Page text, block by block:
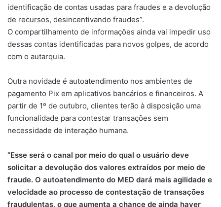
identificação de contas usadas para fraudes e a devolução
de recursos, desincentivando fraudes”.
O compartilhamento de informações ainda vai impedir uso
dessas contas identificadas para novos golpes, de acordo
com o autarquia.
Outra novidade é autoatendimento nos ambientes de
pagamento Pix em aplicativos bancários e financeiros. A
partir de 1º de outubro, clientes terão à disposição uma
funcionalidade para contestar transações sem
necessidade de interação humana.
“Esse será o canal por meio do qual o usuário deve
solicitar a devolução dos valores extraídos por meio de
fraude. O autoatendimento do MED dará mais agilidade e
velocidade ao processo de contestação de transações
fraudulentas, o que aumenta a chance de ainda haver